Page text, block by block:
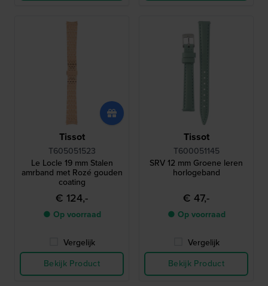
Tissot
T605051523
Le Locle 19 mm Stalen
amrband met Rozé gouden
coating
€ 124,-
● Op voorraad
Vergelijk
Bekijk Product
Tissot
T600051145
SRV 12 mm Groene leren
horlogeband
€ 47,-
● Op voorraad
Vergelijk
Bekijk Product